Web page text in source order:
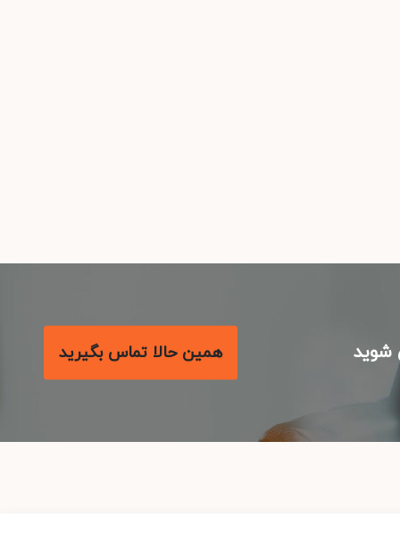
همین حالا تماس بگیرید